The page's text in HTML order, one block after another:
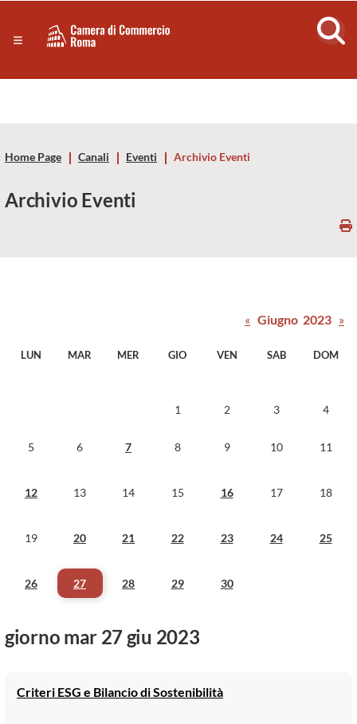
Servizi
Risorse Principali
Camera
Commercio
di
Roma
Home Page Canali Eventi Archivio Eventi
Archivio Eventi
LUN MAR MER GIO VEN SAB DOM
1 2 3 4
5 6 7 8 9 10 11
12 13 14 15 16 17 18
19 20 21 22 23 24 25
26 27 28 29 30
« Giugno 2023 »
giorno mar 27 giu 2023
Criteri ESG e Bilancio di Sostenibilità